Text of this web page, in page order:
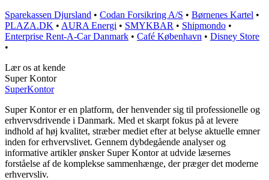
Sparekassen Djursland • Codan Forsikring A/S • Børnenes Kartel •
PLAZA.DK • AURA Energi • SMYKBAR • Shipmondo •
Enterprise Rent-A-Car Danmark • Café København • Disney Store
•
Lær os at kende
Super Kontor
SuperKontor
Super Kontor er en platform, der henvender sig til professionelle og
erhvervsdrivende i Danmark. Med et skarpt fokus på at levere
indhold af høj kvalitet, stræber mediet efter at belyse aktuelle emner
inden for erhvervslivet. Gennem dybdegående analyser og
informative artikler ønsker Super Kontor at udvide læsernes
forståelse af de komplekse sammenhænge, der præger det moderne
erhvervsliv.